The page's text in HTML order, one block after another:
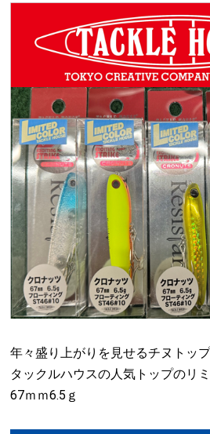
年々盛り上がりを見せるチヌトップ
タックルハウスの人気トップのリ
67ｍｍ6.5ｇ